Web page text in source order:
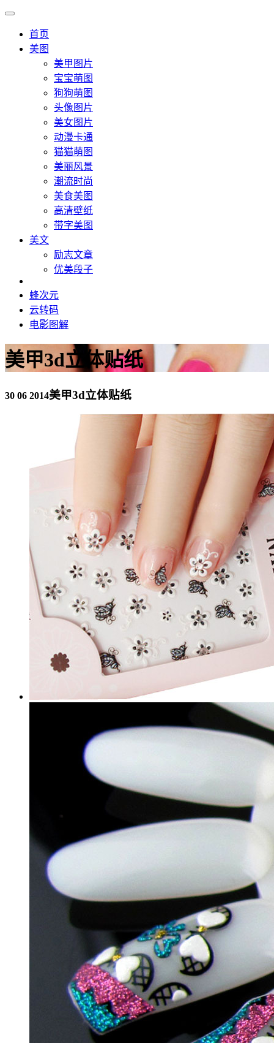
首页
美图
美甲图片
宝宝萌图
狗狗萌图
头像图片
美女图片
动漫卡通
猫猫萌图
美丽风景
潮流时尚
美食美图
高清壁纸
带字美图
美文
励志文章
优美段子
蜂次元
云转码
电影图解
美甲3d立体贴纸
30 06 2014美甲3d立体贴纸